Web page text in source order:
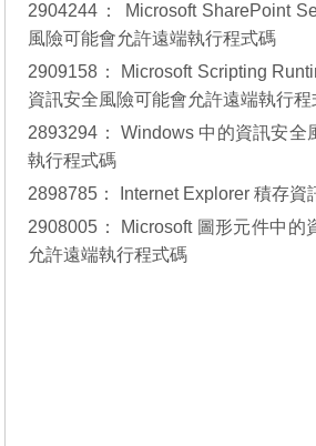
2904244：
Microsoft SharePoint
風險可能會允許遠端執行程式碼
2909158：
Microsoft Scripting
資訊安全風險可能會允許遠端執行程
2893294：
Windows 中的資訊安全
執行程式碼
2898785：
Internet Explorer 積存資
2908005：
Microsoft 圖形元件中的
允許遠端執行程式碼